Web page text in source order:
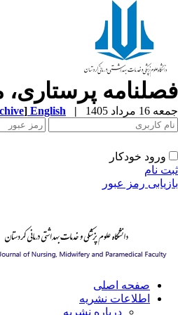
فصلنامه پرستاری،
جمعه 16 مرداد 1405 |
English
]
ورود خودکار
ثبت نام
بازیابی رمز عبور
صفحه اصلی
اطلاعات نشریه
درباره نشریه